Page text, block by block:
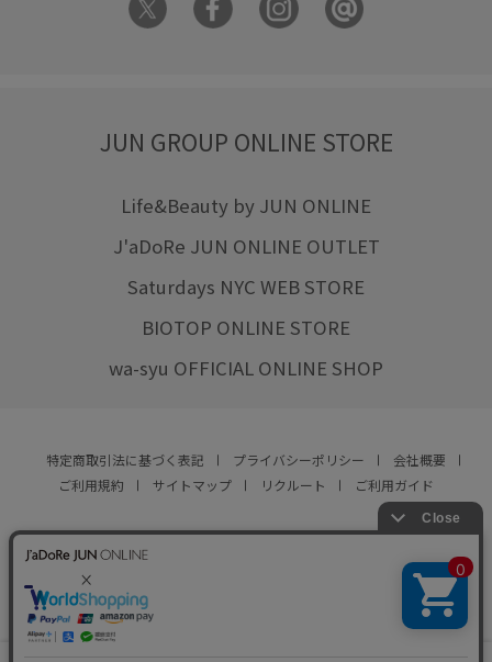
JUN GROUP ONLINE STORE
Life&Beauty by JUN ONLINE
J'aDoRe JUN ONLINE OUTLET
Saturdays NYC WEB STORE
BIOTOP ONLINE STORE
wa-syu OFFICIAL ONLINE SHOP
特定商取引法に基づく表記 プライバシーポリシー
会社概要
ご利用規約
サイトマップ リクルート ご利用ガイド
© JUN CO.,LTD. ALL RIGHTS RESERVED.